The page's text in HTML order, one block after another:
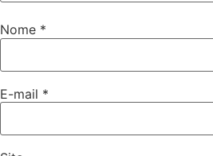
Nome *
E-mail *